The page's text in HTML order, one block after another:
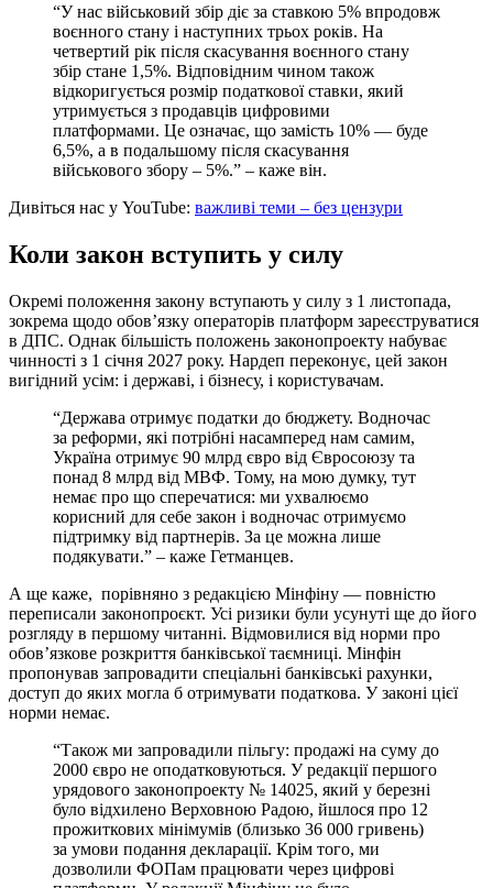
“У нас військовий збір діє за ставкою 5% впродовж
воєнного стану і наступних трьох років. На
четвертий рік після скасування воєнного стану
збір стане 1,5%. Відповідним чином також
відкоригується розмір податкової ставки, який
утримується з продавців цифровими
платформами. Це означає, що замість 10% — буде
6,5%, а в подальшому після скасування
військового збору – 5%.” – каже він.
Дивіться нас у YouTube: важливі теми – без цензури
Коли закон вступить у силу
Окремі положення закону вступають у силу з 1 листопада,
зокрема щодо обов’язку операторів платформ зареєструватися
в ДПС. Однак більшість положень законопроекту набуває
чинності з 1 січня 2027 року. Нардеп переконує, цей закон
вигідний усім: і державі, і бізнесу, і користувачам.
“Держава отримує податки до бюджету. Водночас
за реформи, які потрібні насамперед нам самим,
Україна отримує 90 млрд євро від Євросоюзу та
понад 8 млрд від МВФ. Тому, на мою думку, тут
немає про що сперечатися: ми ухвалюємо
корисний для себе закон і водночас отримуємо
підтримку від партнерів. За це можна лише
подякувати.” – каже Гетманцев.
А ще каже, порівняно з редакцією Мінфіну — повністю
переписали законопроєкт. Усі ризики були усунуті ще до його
розгляду в першому читанні. Відмовилися від норми про
обов’язкове розкриття банківської таємниці. Мінфін
пропонував запровадити спеціальні банківські рахунки,
доступ до яких могла б отримувати податкова. У законі цієї
норми немає.
“Також ми запровадили пільгу: продажі на суму до
2000 євро не оподатковуються. У редакції першого
урядового законопроекту № 14025, який у березні
було відхилено Верховною Радою, йшлося про 12
прожиткових мінімумів (близько 36 000 гривень)
за умови подання декларації. Крім того, ми
дозволили ФОПам працювати через цифрові